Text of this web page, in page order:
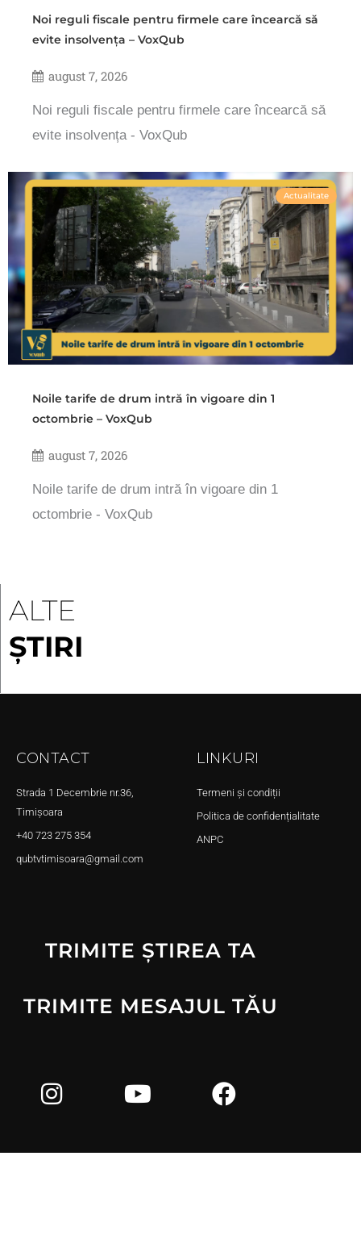
Noi reguli fiscale pentru firmele care încearcă să
evite insolvența – VoxQub
august 7, 2026
Noi reguli fiscale pentru firmele care încearcă să
evite insolvența - VoxQub
Actualitate
Noile tarife de drum intră în vigoare din 1
octombrie – VoxQub
august 7, 2026
Noile tarife de drum intră în vigoare din 1
octombrie - VoxQub
ALTE
ȘTIRI
CONTACT
Strada 1 Decembrie nr.36,
Timișoara
+40 723 275 354
qubtvtimisoara@gmail.com
LINKURI
Termeni și condiții
Politica de confidențialitate
ANPC
TRIMITE ȘTIREA TA
TRIMITE MESAJUL TĂU